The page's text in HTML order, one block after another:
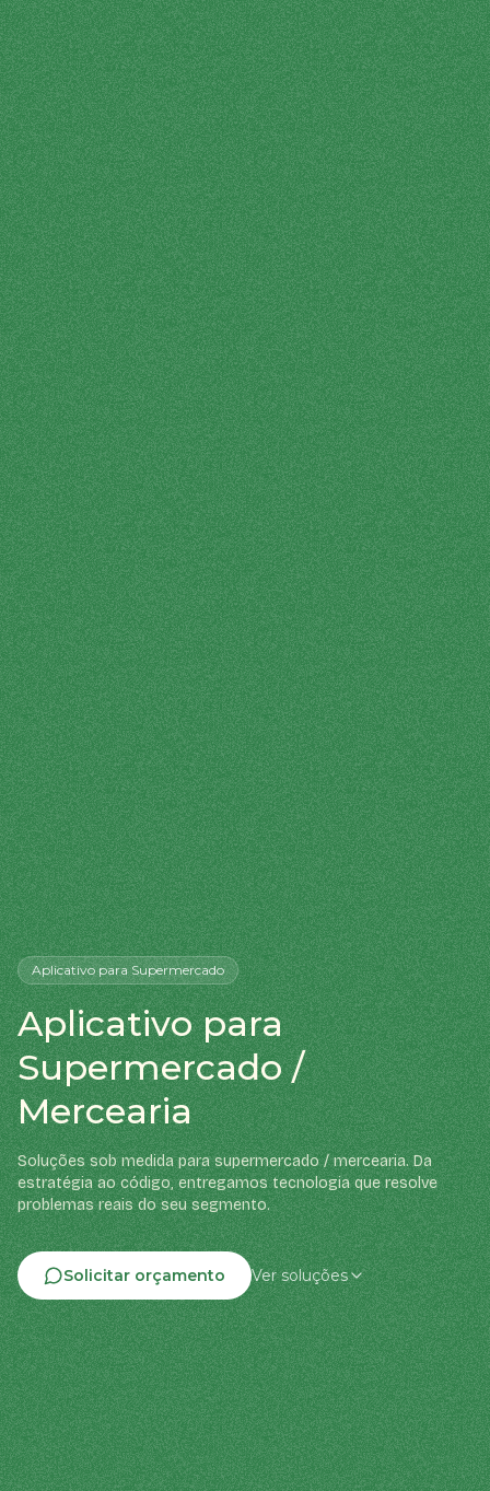
Aplicativopara Supermercado
Aplicativo para
Supermercado /
Mercearia
Soluções sob medida para supermercado / mercearia. Da
estratégia ao código, entregamos tecnologia que resolve
problemas reais do seu segmento.
Solicitar orçamento Ver soluções